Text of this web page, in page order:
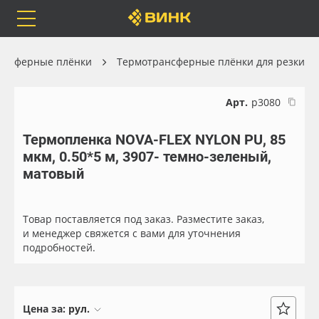
Каталог
Orafol
Бренды
Доставка
Весь каталог
Рулонные материалы
Самоклеящиеся плёнки
Листовые материалы
плёнки Термотрансферные плёнки для резки
Арт. р3080
Термопленка NOVA-FLEX NYLON PU, 85
мкм, 0.50*5 м, 3907- темно-зеленый,
матовый
Товар поставляется под заказ. Разместите заказ,
и менеджер свяжется с вами для уточнения
подробностей.
Цена за: рул.